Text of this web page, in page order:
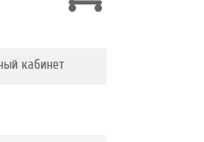
кабинет